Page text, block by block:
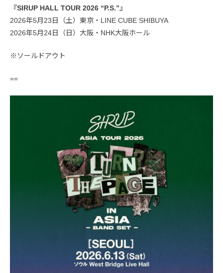
『SIRUP HALL TOUR 2026 “P.S.”』
2026年5月23日（土）東京・LINE CUBE SHIBUYA
2026年5月24日（日）大阪・NHK大阪ホール
※ソールドアウト
==